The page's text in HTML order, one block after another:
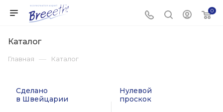
0
Каталог
Главная — Каталог
Сделано
в Швейцарии
Нулевой
проскок